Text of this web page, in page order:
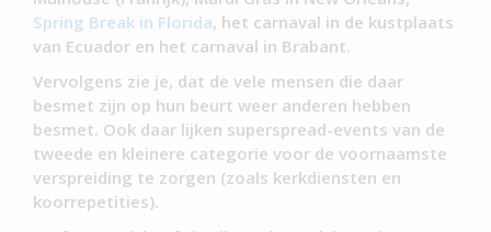
Spring Break in Florida, het carnaval in de kustplaats
van Ecuador en het carnaval in Brabant.
Vervolgens zie je, dat de vele mensen die daar
besmet zijn op hun beurt weer anderen hebben
besmet. Ook daar lijken superspread-events van de
tweede en kleinere categorie voor de voornaamste
verspreiding te zorgen (zoals kerkdiensten en
koorrepetities).